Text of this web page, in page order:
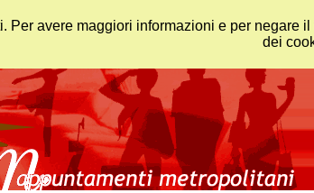
Per avere maggiori informazioni e per negare
dei